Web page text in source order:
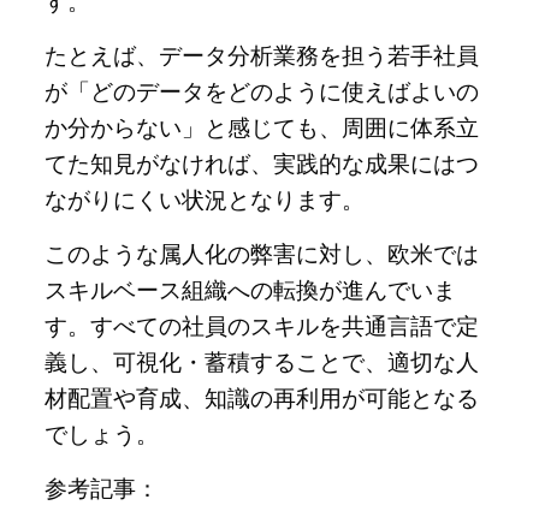
たとえば、データ分析業務を担う若手社員
が「どのデータをどのように使えばよいの
か分からない」と感じても、周囲に体系立
てた知見がなければ、実践的な成果にはつ
ながりにくい状況となります。
このような属人化の弊害に対し、欧米では
スキルベース組織への転換が進んでいま
す。すべての社員のスキルを共通言語で定
義し、可視化・蓄積することで、適切な人
材配置や育成、知識の再利用が可能となる
でしょう。
参考記事：